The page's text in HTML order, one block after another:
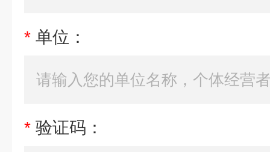
* 单位：
* 验证码：